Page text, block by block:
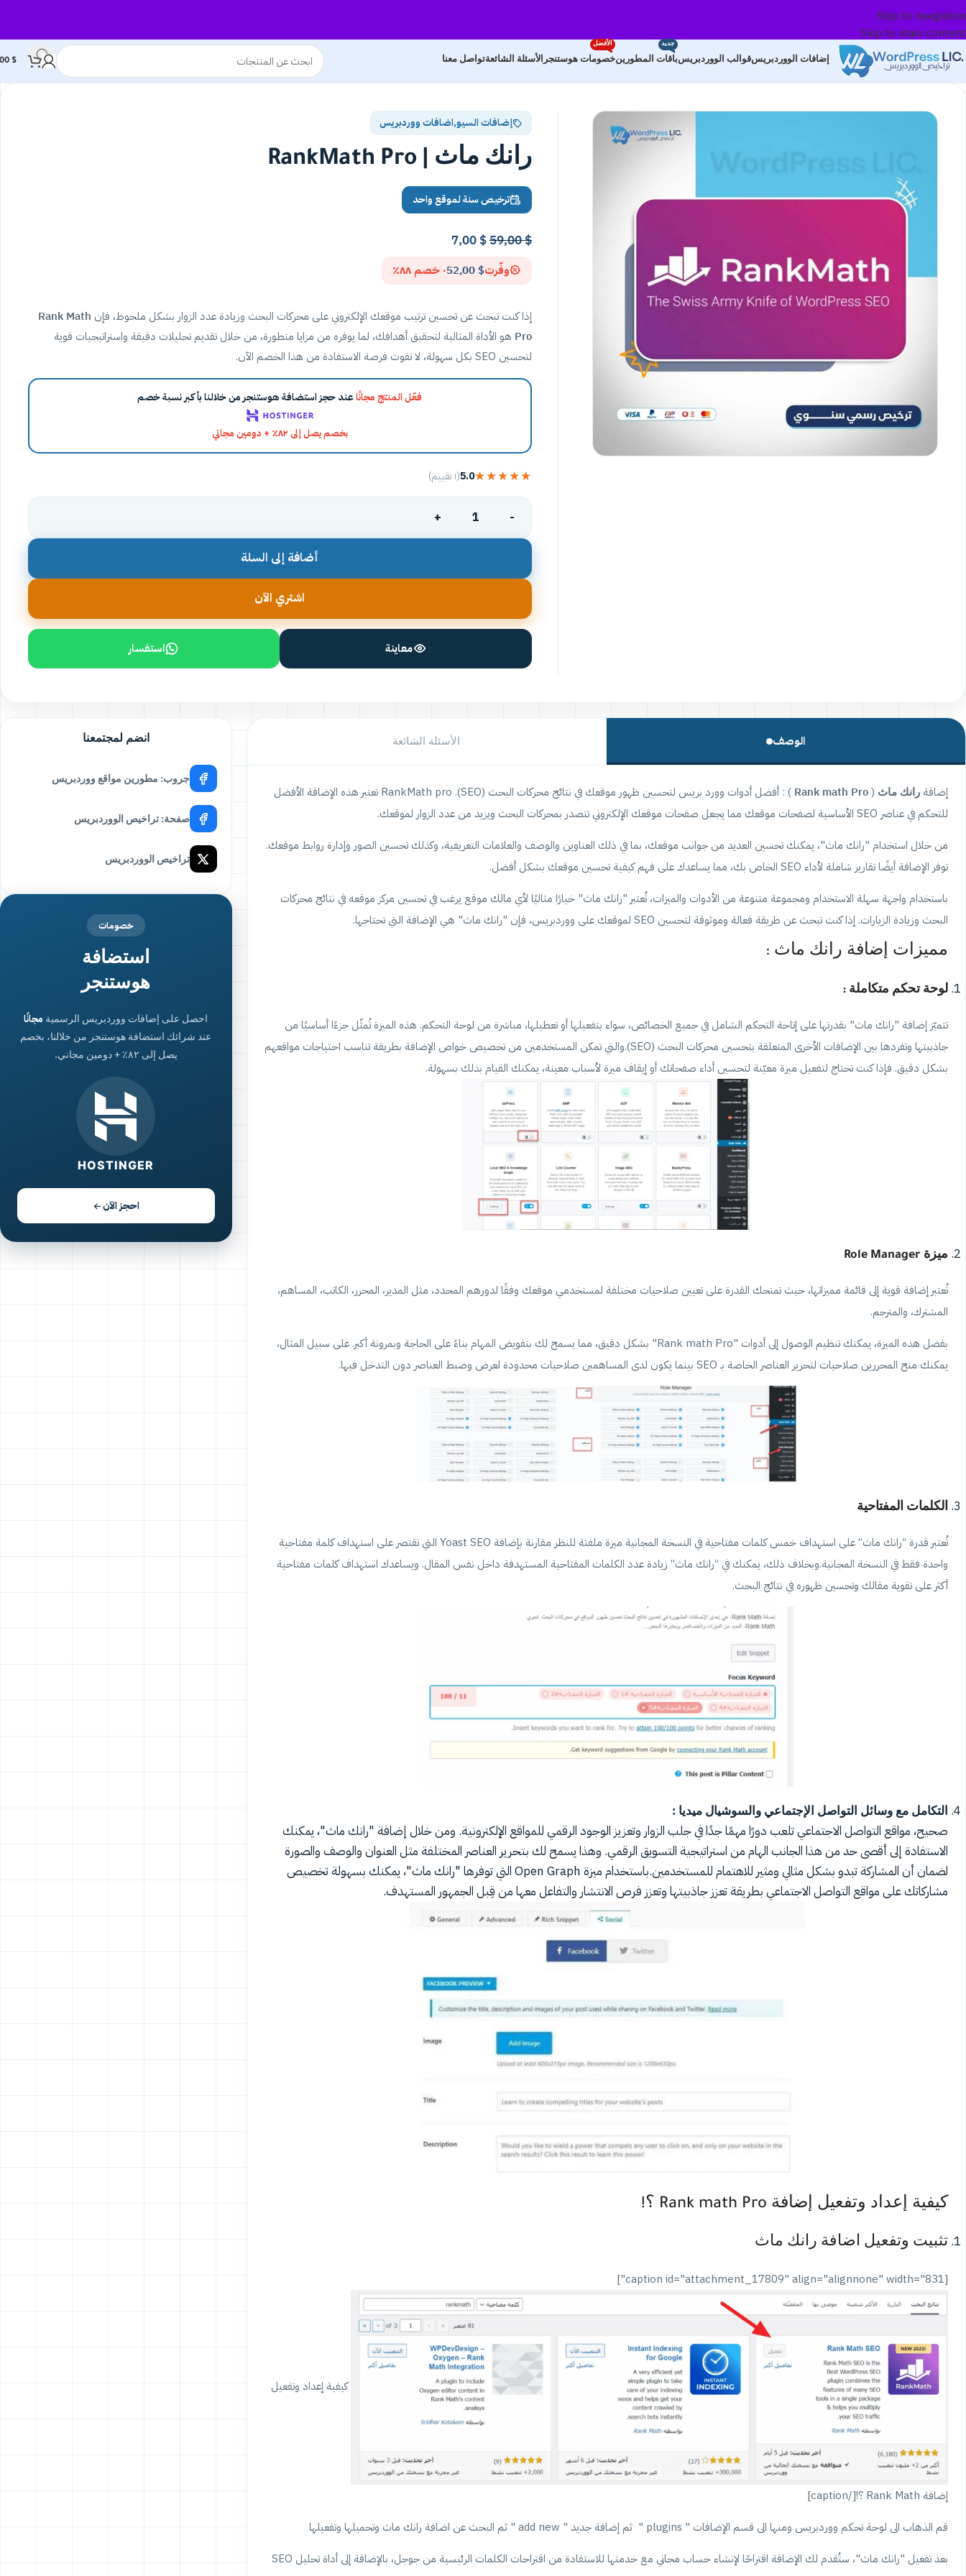
Skip to navigation
Skip to main content
إضافات الووردبريسقوالب الووردبريسباقات المطورين
جديد
خصومات هوستنجر
الأفضل
الأسئلة الشائعةتواصل معنا $
إضافات السيو,اضافات ووردبريس
رانك ماث | RankMath Pro
ترخيص سنة لموقع واحد
59,00$
7,00 $
وفّرت 52,00$ · خصم ٨٨٪
إذا كنت تبحث عن تحسين ترتيب موقعك الإلكتروني على محركات البحث وزيادة عدد الزوار بشكل ملحوظ، فإن Rank Math
Pro هو الأداة المثالية لتحقيق أهدافك، لما يوفره من مزايا متطورة، من خلال تقديم تحليلات دقيقة واستراتيجيات قوية
لتحسين SEO بكل سهولة، لا تفوت فرصة الاستفادة من هذا الخصم الآن.
فعّل المنتج مجانًاعند حجز استضافة هوستنجر من خلالنا بأكبر نسبة خصم
بخصم يصل إلى ٨٢٪ + دومين مجاني
★★★★★
5.0(١ تقييم)
أضافة إلى السلة
اشتري الآن
معاينة استفسار
الوصف الأسئلة الشائعة
إضافة رانك ماث (
Rank math Pro
) : أفضل أدوات وورد بريس لتحسين ظهور موقعك في نتائج محركات البحث (SEO). RankMath pro تعتبر هذه الإضافة الأفضل
للتحكم في عناصر SEO الأساسية لصفحات موقعك مما يجعل صفحات موقعك الإلكتروني تتصدر بمحركات البحث ويزيد من عدد الزوار لموقعك.
من خلال استخدام "رانك ماث"، يمكنك تحسين العديد من جوانب موقعك، بما في ذلك العناوين والوصف والعلامات التعريفية، وكذلك تحسين الصور وإدارة روابط موقعك.
توفر الإضافة أيضًا تقارير شاملة لأداء SEO الخاص بك، مما يساعدك على فهم كيفية تحسين موقعك بشكل أفضل.
باستخدام واجهة سهلة الاستخدام ومجموعة متنوعة من الأدوات والميزات، تُعتبر "رانك ماث" خيارًا مثاليًا لأي مالك موقع يرغب في تحسين مركز موقعه في نتائج محركات
البحث وزيادة الزيارات. إذا كنت تبحث عن طريقة فعالة وموثوقة لتحسين SEO لموقعك على ووردبريس، فإن "رانك ماث" هي الإضافة التي تحتاجها.
مميزات إضافة رانك ماث :
لوحة تحكم متكاملة :
تتميّز إضافة "رانك ماث" بقدرتها على إتاحة التحكم الشامل في جميع الخصائص، سواء بتفعيلها أو تعطيلها، مباشرة من لوحة التحكم. هذه الميزة تُمثّل جزءًا أساسيًا من
جاذبيتها وتفردها بين الإضافات الأخرى المتعلقة بتحسين محركات البحث (SEO).والتي تمكن المستخدمين من تخصيص خواص الإضافة بطريقة تناسب احتياجات مواقعهم
بشكل دقيق. فإذا كنت تحتاج لتفعيل ميزة معيّنة لتحسين أداء صفحاتك أو إيقاف ميزة لأسباب معينة، يمكنك القيام بذلك بسهولة.
ميزة Role Manager
تُعتبر إضافة قوية إلى قائمة مميزاتها، حيث تمنحك القدرة على تعيين صلاحيات مختلفة لمستخدمي موقعك وفقًا لدورهم المحدد، مثل المدير، المحرر، الكاتب، المساهم،
المشترك، والمترجم.
بفضل هذه الميزة، يمكنك تنظيم الوصول إلى أدوات "Rank math Pro" بشكل دقيق، مما يسمح لك بتفويض المهام بناءً على الحاجة وبمرونة أكبر. على سبيل المثال،
يمكنك منح المحررين صلاحيات لتحرير العناصر الخاصة بـ SEO بينما يكون لدى المساهمين صلاحيات محدودة لعرض وضبط العناصر دون التدخل فيها.
الكلمات المفتاحية
تُعتبر قدرة “رانك ماث” على استهداف خمس كلمات مفتاحية في النسخة المجانية ميزة ملفتة للنظر مقارنة بإضافة Yoast SEO التي تقتصر على استهداف كلمة مفتاحية
واحدة فقط في النسخة المجانية.وبخلاف ذلك، يمكنك في “رانك ماث” زيادة عدد الكلمات المفتاحية المستهدفة داخل نفس المقال. ويساعدك استهداف كلمات مفتاحية
أكثر على تقوية مقالك وتحسين ظهوره في نتائج البحث.
التكامل مع وسائل التواصل الإجتماعي والسوشيال ميديا :
صحيح، مواقع التواصل الاجتماعي تلعب دورًا مهمًا جدًا في جلب الزوار وتعزيز الوجود الرقمي للمواقع الإلكترونية. ومن خلال إضافة "رانك ماث"، يمكنك
الاستفادة إلى أقصى حد من هذا الجانب الهام من استراتيجية التسويق الرقمي. وهذا يسمح لك بتحرير العناصر المختلفة مثل العنوان والوصف والصورة
لضمان أن المشاركة تبدو بشكل مثالي ومثير للاهتمام للمستخدمين.باستخدام ميزة Open Graph التي توفرها "رانك ماث"، يمكنك بسهولة تخصيص
مشاركاتك على مواقع التواصل الاجتماعي بطريقة تعزز جاذبيتها وتعزز فرص الانتشار والتفاعل معها من قِبل الجمهور المستهدف.
كيفية إعداد وتفعيل إضافة Rank math Pro ؟!
تثبيت وتفعيل اضافة رانك ماث
[caption id="attachment_17809" align="alignnone" width="831"]
كيفية إعداد وتفعيل
إضافة Rank Math ؟![/caption]
قم الذهاب الى لوحة تحكم ووردبريس ومنها الى قسم الإضافات " plugins " ثم إضافة جديد " add new " ثم البحث عن اضافة رانك ماث وتحميلها وتفعيلها
بعد تفعيل "رانك ماث"، ستُقدم لك الإضافة اقتراحًا لإنشاء حساب مجاني مع خدمتها للاستفادة من اقتراحات الكلمات الرئيسية من جوجل، بالإضافة إلى أداة تحليل SEO
انضم لمجتمعنا
جروب: مطورين مواقع ووردبريس
صفحة: تراخيص الووردبريس
تراخيص الووردبريس
خصومات
استضافة
هوستنجر
احصل على إضافات ووردبريس الرسمية مجانًا
عند شرائك استضافة هوستنجر من خلالنا، بخصم
يصل إلى ٨٢٪ + دومين مجاني.
HOSTINGER
احجز الآن